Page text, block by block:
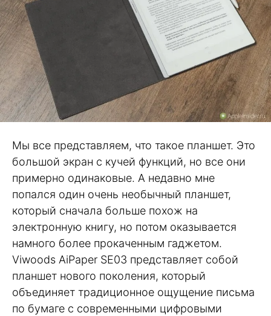
Мы все представляем, что такое планшет. Это
большой экран с кучей функций, но все они
примерно одинаковые. А недавно мне
попался один очень необычный планшет,
который сначала больше похож на
электронную книгу, но потом оказывается
намного более прокаченным гаджетом.
Viwoods AiPaper SE03 представляет собой
планшет нового поколения, который
объединяет традиционное ощущение письма
по бумаге с современными цифровыми